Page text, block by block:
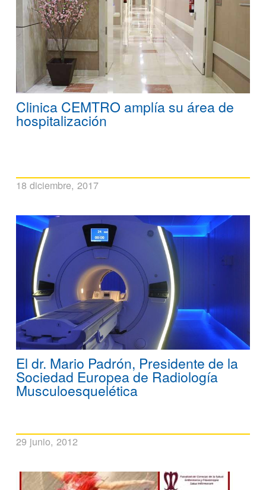
Clinica CEMTRO amplía su área de
hospitalización
18 diciembre, 2017
El dr. Mario Padrón, Presidente de la
Sociedad Europea de Radiología
Musculoesquelética
29 junio, 2012